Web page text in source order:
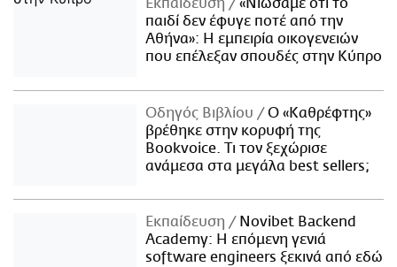
Εκπαίδευση
«Νιώσαμε ότι το
παιδί δεν έφυγε ποτέ από την
Αθήνα»: Η εμπειρία οικογενειών
που επέλεξαν σπουδές στην Κύπρο
Οδηγός Βιβλίου
Ο «Καθρέφτης»
βρέθηκε στην κορυφή της
Bookvoice. Τι τον ξεχώρισε
ανάμεσα στα μεγάλα best sellers;
Εκπαίδευση
Novibet Backend
Academy: Η επόμενη γενιά
software engineers ξεκινά από εδώ